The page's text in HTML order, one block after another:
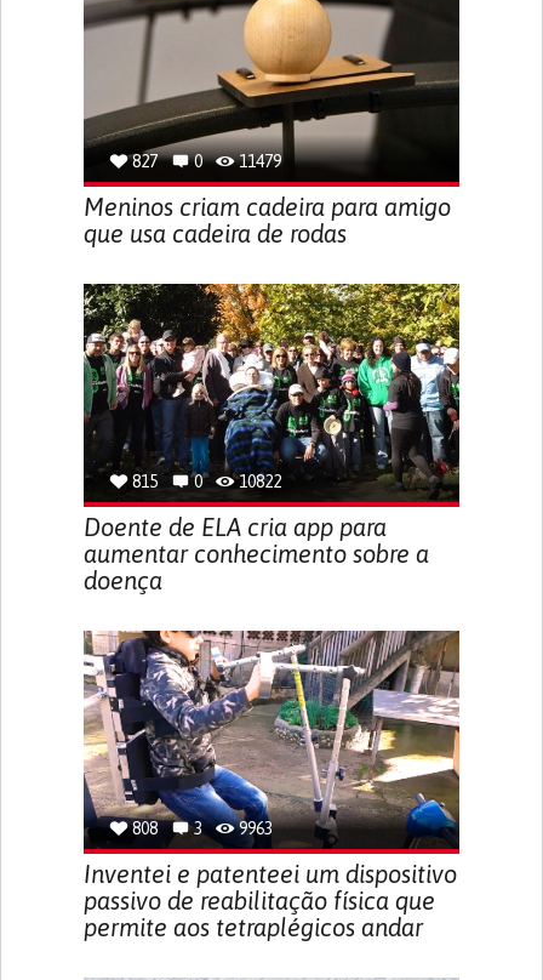
827 0 11479
Meninos criam cadeira para amigo
que usa cadeira de rodas
815 0 10822
Doente de ELA cria app para
aumentar conhecimento sobre a
doença
808 3 9963
Inventei e patenteei um dispositivo
passivo de reabilitação física que
permite aos tetraplégicos andar